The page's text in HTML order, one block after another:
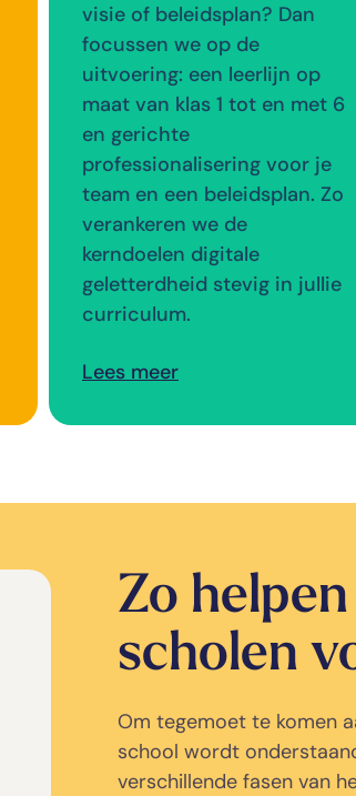
visie of beleidsplan? Dan
focussen we op de
uitvoering: een leerlijn op
maat van klas 1 tot en met 6
en gerichte
professionalisering voor je
team en een beleidsplan. Zo
verankeren we de
kerndoelen digitale
geletterdheid stevig in jullie
curriculum.
Lees meer
Zo
scholen
Om tegemoet te komen
school wordt
verschillende fasen van